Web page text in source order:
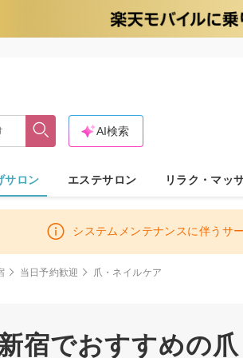
AI検索
サロン エステサロン リラク・マッ
システムメンテナンスに伴うサ
当日予約歓迎 爪・ネイルケア
宿でおすすめの